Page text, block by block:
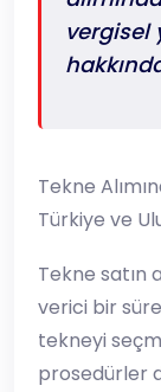
vergisel
Tekne
Türkiye ve
Tekne satın
verici bir
tekneyi
prosedürler